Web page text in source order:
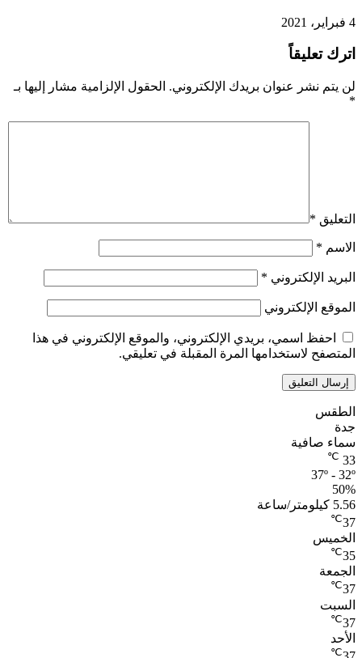
4 فبراير، 2021
اترك تعليقاً
لن يتم نشر عنوان بريدك الإلكتروني. الحقول الإلزامية مشار إليها بـ
*
التعليق *
الاسم *
البريد الإلكتروني *
الموقع الإلكتروني
احفظ اسمي، بريدي الإلكتروني، والموقع الإلكتروني في هذا
المتصفح لاستخدامها المرة المقبلة في تعليقي.
الطقس
جدة
سماء صافية
33
℃
37º - 32º
50%
5.56 كيلومتر/ساعة
37
℃
الخميس
35
℃
الجمعة
37
℃
السبت
37
℃
الأحد
℃